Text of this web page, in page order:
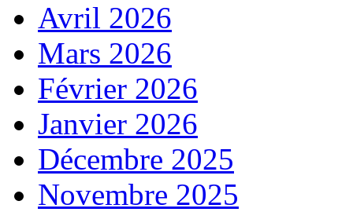
Avril 2026
Mars 2026
Février 2026
Janvier 2026
Décembre 2025
Novembre 2025